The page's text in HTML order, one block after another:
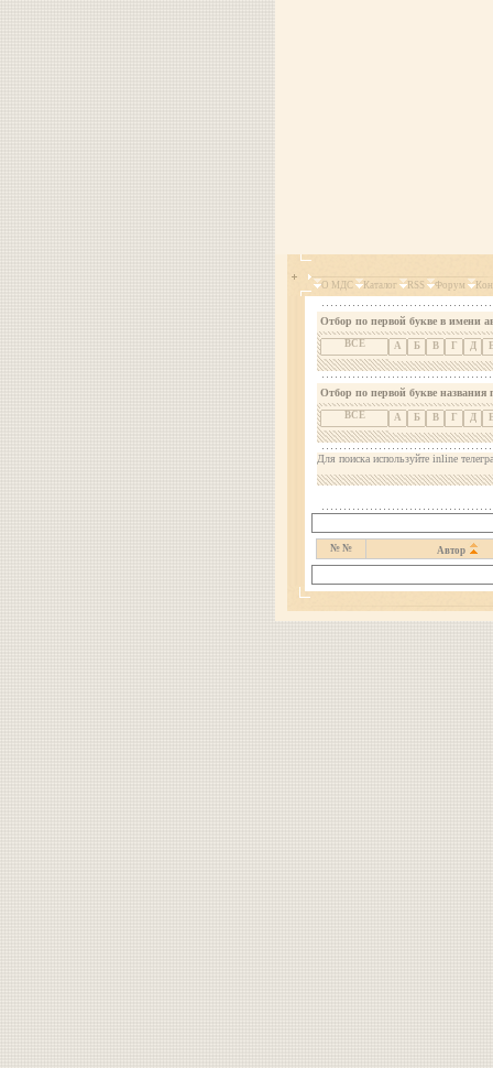
О МДС Каталог RSS Форум
Отбор по первой букве в имени
ВСЕ А Б В Г Д
Отбор по первой букве названия
ВСЕ А Б В Г Д
Для поиска используйте inline
№ № Автор